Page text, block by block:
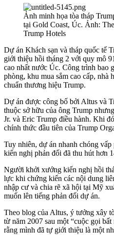
Ảnh minh họa tòa tháp
tại Gold Coast, Úc. Ảnh:
Trump Hotels
Dự án Khách sạn và tháp quốc tế
giới thiệu hồi tháng 2 với quy mô
cao nhất nước Úc. Công trình bao
phòng, khu mua sắm cao cấp, nhà
chuẩn thương hiệu Trump.
Dự án được công bố bởi Altus và
thuộc sở hữu của ông Trump
Jr. và Eric Trump điều hành. Khi
chính thức đầu tiên của Trump
Tuy nhiên, dự án nhanh chóng
kiến nghị phản đối đã thu hút hơn
Người khởi xướng kiến nghị hồi
lực khi chứng kiến các nội dung
nhập cư và chia rẽ xã hội tại Mỹ
muốn lên tiếng phản đối dự án.
Theo blog của Altus, ý tưởng xây
từ năm 2007 sau một “cuộc gọi
rằng mình đã tự giới thiệu là một